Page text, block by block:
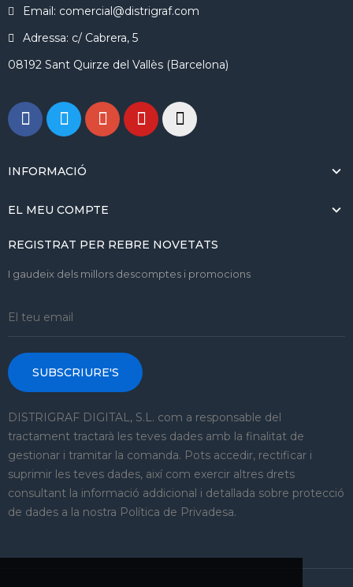
Email: comercial@distrigraf.com
Adressa: c/ Cabrera, 5
08192 Sant Quirze del Vallès (Barcelona)
INFORMACIÓ
EL MEU COMPTE
REGISTRAT PER REBRE NOVETATS
I gaudeix dels millors descomptes i promocions
SUBSCRIURE'S
DISTRIGRAF DIGITAL, S.L. com a responsable del
tractament tractarà les teves dades amb la finalitat de
gestionar i tramitar la comanda. Pots accedir, rectificar i
suprimir les teves dades, així com exercir altres drets
consultant la informació addicional i detallada sobre protecció
de dades a la nostra Política de Privadesa.